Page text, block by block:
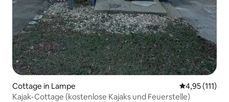
Cottage in Lampe
4,95 (111)
Kajak-Cottage (kostenlose Kajaks und Feuerstelle)